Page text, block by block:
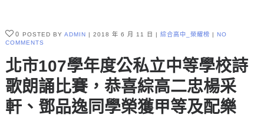
0 POSTED BY ADMIN 2018 年 6 月 11 日 綜合高中_榮耀榜
NO
COMMENTS
北市107學年度公私立中等學校詩
歌朗誦比賽，恭喜綜高二忠楊采
軒、鄧品逸同學榮獲甲等及配樂